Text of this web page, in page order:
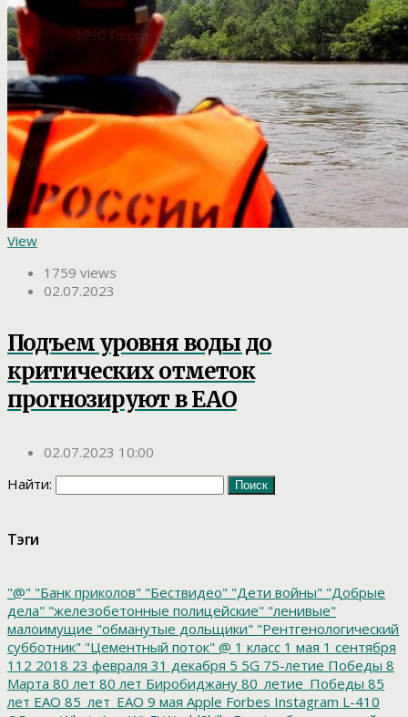
View
1759 views
02.07.2023
Подъем уровня воды до
критических отметок
прогнозируют в ЕАО
02.07.2023 10:00
Найти:
Тэги
"@" "Банк приколов" "Бествидео" "Дети войны" "Добрые
дела" "железобетонные полицейские" "ленивые"
малоимущие "обманутые дольщики" "Рентгенологический
субботник" "Цементный поток" @ 1 класс 1 мая 1 сентября
112 2018 23 февраля 31 декабря 5 5G 75-летие Победы 8
Марта 80 лет 80 лет Биробиджану 80_летие_Победы 85
лет ЕАО 85_лет_ЕАО 9 мая Apple Forbes Instagram L-410